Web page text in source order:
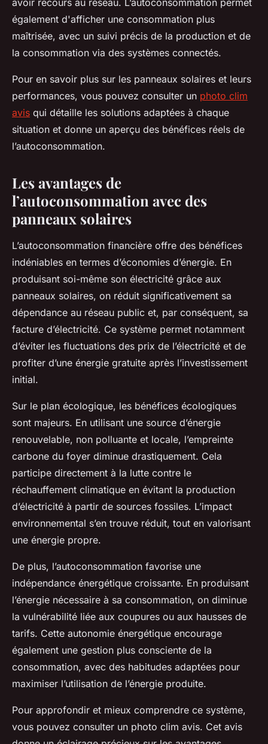
avoir recours au réseau. L’autoconsommation permet
également d'afficher une consommation plus
maîtrisée, avec un suivi précis de la production et de
la consommation via des systèmes connectés.
Pour en savoir plus sur les panneaux solaires et leurs
performances, vous pouvez consulter un photo clim
avis qui détaille les solutions adaptées à chaque
situation et donne un aperçu des bénéfices réels de
l’autoconsommation.
Les avantages de
l’autoconsommation avec des
panneaux solaires
L’autoconsommation financière offre des bénéfices
indéniables en termes d’économies d’énergie. En
produisant soi-même son électricité grâce aux
panneaux solaires, on réduit significativement sa
dépendance au réseau public et, par conséquent, sa
facture d’électricité. Ce système permet notamment
d’éviter les fluctuations des prix de l’électricité et de
profiter d’une énergie gratuite après l’investissement
initial.
Sur le plan écologique, les bénéfices écologiques
sont majeurs. En utilisant une source d’énergie
renouvelable, non polluante et locale, l’empreinte
carbone du foyer diminue drastiquement. Cela
participe directement à la lutte contre le
réchauffement climatique en évitant la production
d’électricité à partir de sources fossiles. L’impact
environnemental s’en trouve réduit, tout en valorisant
une énergie propre.
De plus, l’autoconsommation favorise une
indépendance énergétique croissante. En produisant
l’énergie nécessaire à sa consommation, on diminue
la vulnérabilité liée aux coupures ou aux hausses de
tarifs. Cette autonomie énergétique encourage
également une gestion plus consciente de la
consommation, avec des habitudes adaptées pour
maximiser l’utilisation de l’énergie produite.
Pour approfondir et mieux comprendre ce système,
vous pouvez consulter un photo clim avis. Cet avis